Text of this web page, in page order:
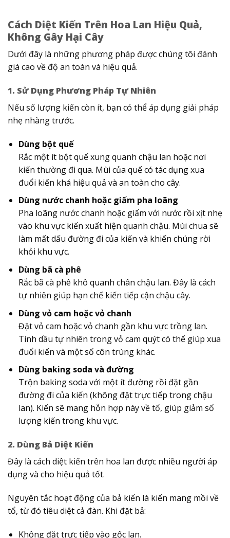
Cách Diệt Kiến Trên Hoa Lan Hiệu Quả,
Không Gây Hại Cây
Dưới đây là những phương pháp được chúng tôi đánh
giá cao về độ an toàn và hiệu quả.
1. Sử Dụng Phương Pháp Tự Nhiên
Nếu số lượng kiến còn ít, bạn có thể áp dụng giải pháp
nhẹ nhàng trước.
Dùng bột quế
Rắc một ít bột quế xung quanh chậu lan hoặc nơi
kiến thường đi qua. Mùi của quế có tác dụng xua
đuổi kiến khá hiệu quả và an toàn cho cây.
Dùng nước chanh hoặc giấm pha loãng
Pha loãng nước chanh hoặc giấm với nước rồi xịt nhẹ
vào khu vực kiến xuất hiện quanh chậu. Mùi chua sẽ
làm mất dấu đường đi của kiến và khiến chúng rời
khỏi khu vực.
Dùng bã cà phê
Rắc bã cà phê khô quanh chân chậu lan. Đây là cách
tự nhiên giúp hạn chế kiến tiếp cận chậu cây.
Dùng vỏ cam hoặc vỏ chanh
Đặt vỏ cam hoặc vỏ chanh gần khu vực trồng lan.
Tinh dầu tự nhiên trong vỏ cam quýt có thể giúp xua
đuổi kiến và một số côn trùng khác.
Dùng baking soda và đường
Trộn baking soda với một ít đường rồi đặt gần
đường đi của kiến (không đặt trực tiếp trong chậu
lan). Kiến sẽ mang hỗn hợp này về tổ, giúp giảm số
lượng kiến trong khu vực.
2. Dùng Bả Diệt Kiến
Đây là cách diệt kiến trên hoa lan được nhiều người áp
dụng và cho hiệu quả tốt.
Nguyên tắc hoạt động của bả kiến là kiến mang mồi về
tổ, từ đó tiêu diệt cả đàn. Khi đặt bả:
Không đặt trực tiếp vào gốc lan.